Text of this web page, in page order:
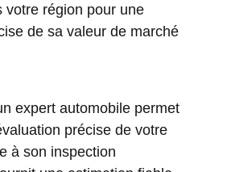
votre région pour une
de sa valeur de marché
expert automobile permet
précise de votre
à son inspection